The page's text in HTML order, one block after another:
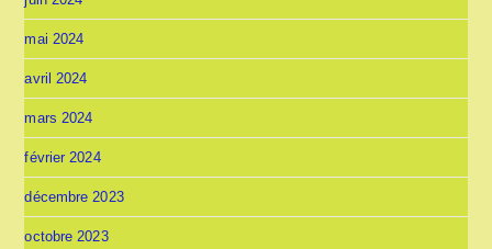
mai 2024
avril 2024
mars 2024
février 2024
décembre 2023
octobre 2023